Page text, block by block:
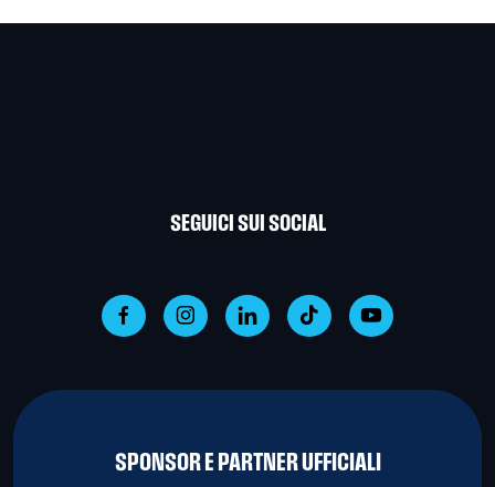
SEGUICI SUI SOCIAL
SPONSOR E PARTNER UFFICIALI